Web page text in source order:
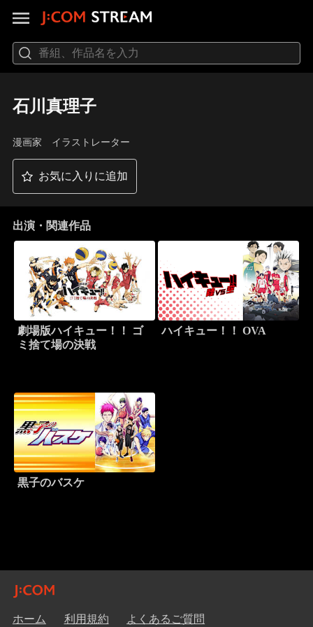
石川真理子
漫画家 イラストレーター
お気に入りに追加
出演・関連作品
劇場版ハイキュー！！ ゴ
ミ捨て場の決戦
ハイキュー！！ OVA
黒子のバスケ
ホーム 利用規約 よくあるご質問